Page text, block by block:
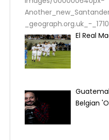
_geograph.org.uk_-
El Real
Belgian